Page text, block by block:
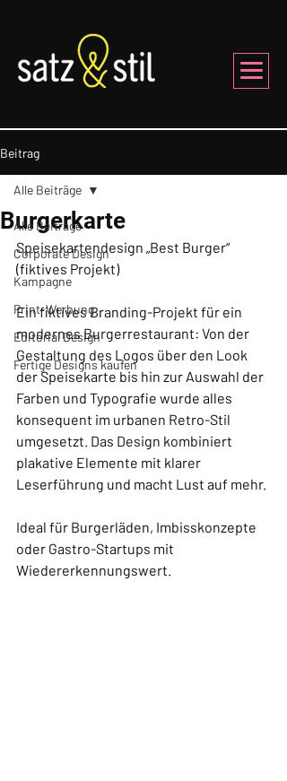
Beitrag
Alle Beiträge
Corporate Design
Kampagne
Print-Werbung
Editorial Design
Fertige Designs kaufen
Alle Beiträge
Burgerkarte
Speisekartendesign „Best Burger“
(fiktives Projekt)
Ein fiktives Branding-Projekt für ein
modernes Burgerrestaurant: Von der
Gestaltung des Logos über den Look
der Speisekarte bis hin zur Auswahl der
Farben und Typografie wurde alles
konsequent im urbanen Retro-Stil
umgesetzt. Das Design kombiniert
plakative Elemente mit klarer
Leserführung und macht Lust auf mehr.
Ideal für Burgerläden, Imbisskonzepte
oder Gastro-Startups mit
Wiedererkennungswert.